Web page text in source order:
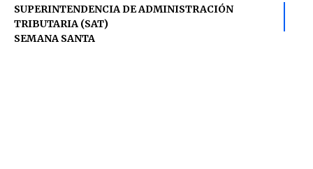
SUPERINTENDENCIA DE ADMINISTRACIÓN
TRIBUTARIA (SAT)
SEMANA SANTA